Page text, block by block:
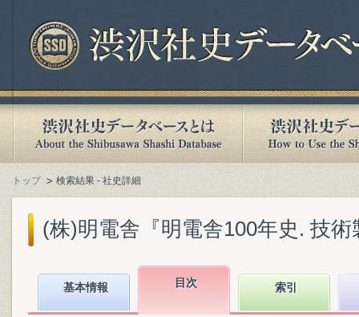
トップ 検索結果 - 社史詳細
(株)明電舎『明電舎100年史. 技
基本情報 目次 索引